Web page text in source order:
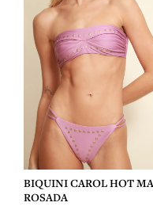
BIQUINI CAROL HOT
ROSADA
R$ 517,00.
R$ 362,00.